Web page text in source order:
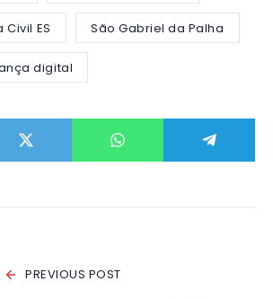
Civil ES São Gabriel da Palha
digital
PREVIOUS POST